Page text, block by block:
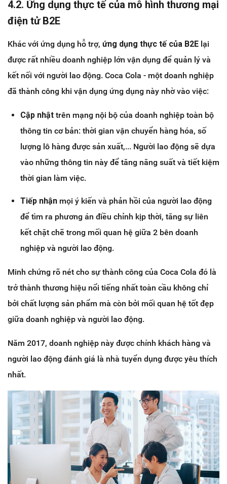
4.2. Ứng dụng thực tế của mô hình thương mại
điện tử B2E
Khác với ứng dụng hỗ trợ, ứng dụng thực tế của B2E lại
được rất nhiều doanh nghiệp lớn vận dụng để quản lý và
kết nối với người lao động. Coca Cola - một doanh nghiệp
đã thành công khi vận dụng ứng dụng này nhờ vào việc:
Cập nhật trên mạng nội bộ của doanh nghiệp toàn bộ
thông tin cơ bản: thời gian vận chuyển hàng hóa, số
lượng lô hàng được sản xuất,... Người lao động sẽ dựa
vào những thông tin này để tăng năng suất và tiết kiệm
thời gian làm việc.
Tiếp nhận mọi ý kiến và phản hồi của người lao động
để tìm ra phương án điều chỉnh kịp thời, tăng sự liên
kết chặt chẽ trong mối quan hệ giữa 2 bên doanh
nghiệp và người lao động.
Minh chứng rõ nét cho sự thành công của Coca Cola đó là
trở thành thương hiệu nổi tiếng nhất toàn cầu không chỉ
bởi chất lượng sản phẩm mà còn bởi mối quan hệ tốt đẹp
giữa doanh nghiệp và người lao động.
Năm 2017, doanh nghiệp này được chính khách hàng và
người lao động đánh giá là nhà tuyển dụng được yêu thích
nhất.